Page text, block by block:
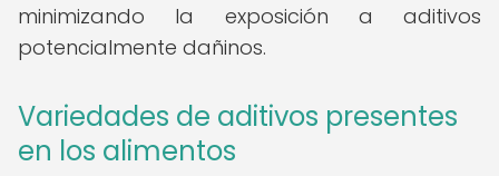
minimizando la exposición a aditivos
potencialmente dañinos.
Variedades de aditivos presentes
en los alimentos